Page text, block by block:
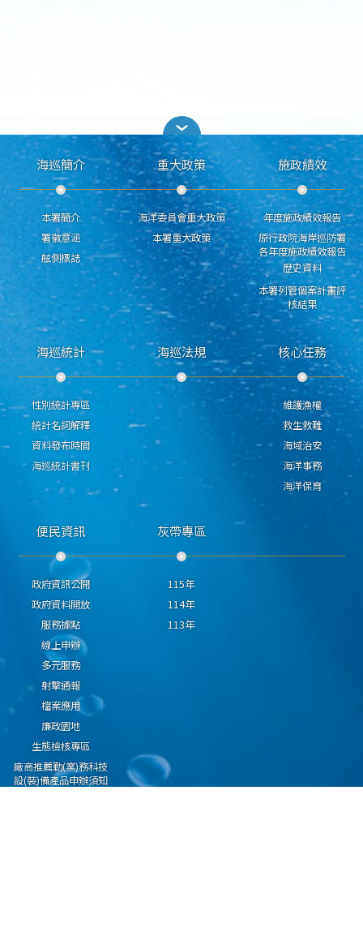
海巡簡介
本署簡介
署徽意涵
舷側標誌
重大政策
海洋委員會重大政策
本署重大政策
施政績效
年度施政績效報告
原行政院海岸巡防署
各年度施政績效報告
歷史資料
本署列管個案計畫評
核結果
海巡統計
性別統計專區
統計名詞解釋
資料發布時間
海巡統計書刊
海巡法規 核心任務
維護漁權
救生救難
海域治安
海洋事務
海洋保育
便民資訊
政府資訊公開
政府資料開放
服務據點
線上申辦
多元服務
射擊通報
檔案應用
廉政園地
生態檢核專區
廠商推薦勤(業)務科技
設(裝)備產品申辦須知
灰帶專區
115年
114年
113年